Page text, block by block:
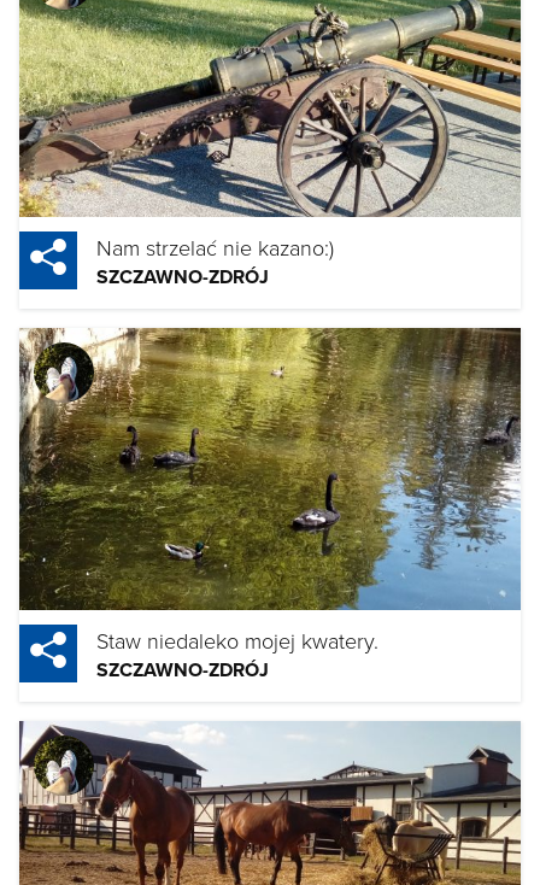
Nam strzelać nie kazano:)
SZCZAWNO-ZDRÓJ
Staw niedaleko mojej kwatery.
SZCZAWNO-ZDRÓJ